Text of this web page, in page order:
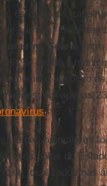
os quais os
de carnes), foram
Iprumirim Seara ,
457%, sendo o
em número absoluto
regiões, em apenas
.
os maiores
polos do
localizados nas